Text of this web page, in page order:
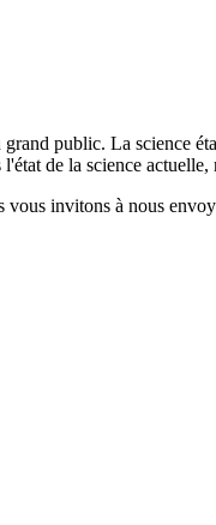
public. La science
de la science
invitons à nous